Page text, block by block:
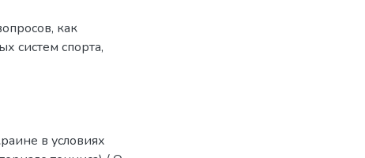
как
систем спорта,
в условиях